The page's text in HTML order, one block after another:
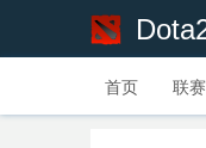
首页 联赛